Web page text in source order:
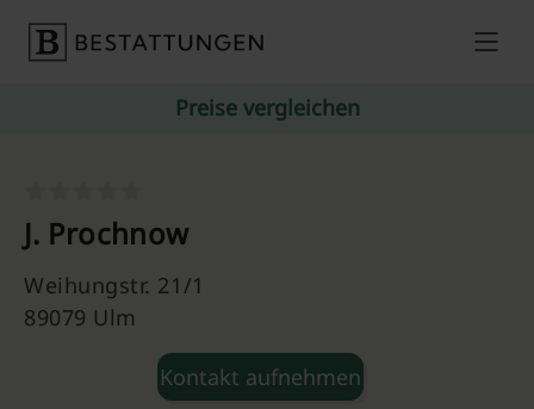
Preise vergleichen
J. Prochnow
Weihungstr. 21/1
89079 Ulm
Kontakt aufnehmen